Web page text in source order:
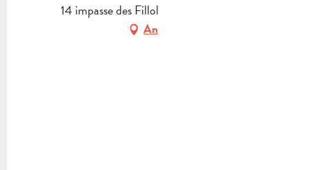
14 impasse des Fillols, 13400 Aubagne
Anfahrt